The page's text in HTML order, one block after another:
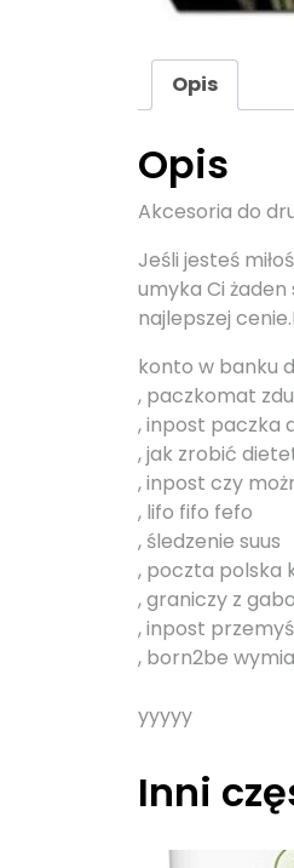
Opis
Opis
Akcesoria do
Jeśli jesteś
umyka Ci
najlepszej
konto w banku
, paczkomat
, inpost paczka
, jak zrobić
, inpost czy
, lifo fifo fefo
, śledzenie suus
, poczta polska
, graniczy z
, inpost
, born2be
yyyyy
Inni